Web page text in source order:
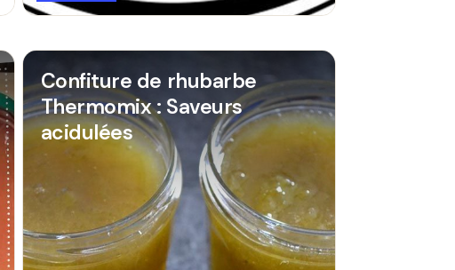
Confiture de rhubarbe
Thermomix : Saveurs
acidulées